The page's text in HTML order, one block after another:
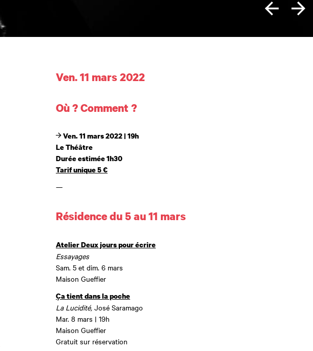
Dates et horaires
Ven. 11 mars 2022
Où ? Comment ?
Ven. 11 mars 2022 | 19h
Le Théâtre
Durée estimée 1h30
Tarif unique 5 €
—
Résidence du 5 au 11 mars
Atelier Deux jours pour écrire
Essayages
Sam. 5 et dim. 6 mars
Maison Gueffier
Ça tient dans la poche
La Lucidité, José Saramago
Mar. 8 mars | 19h
Maison Gueffier
Gratuit sur réservation